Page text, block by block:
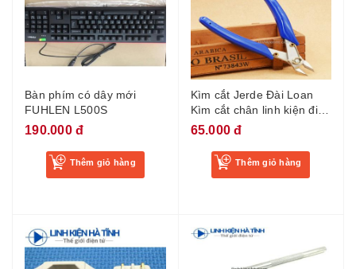
Bàn phím có dây mới
FUHLEN L500S
190.000 đ
Thêm giỏ hàng
Kìm cắt Jerde Đài Loan
Kìm cắt chân linh kiện điện
tử
65.000 đ
Thêm giỏ hàng